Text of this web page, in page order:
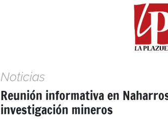
Noticias
Reunión informativa en
investigación mineros